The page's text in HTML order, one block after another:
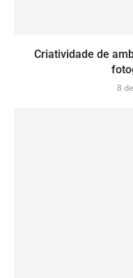
Criatividade de
8